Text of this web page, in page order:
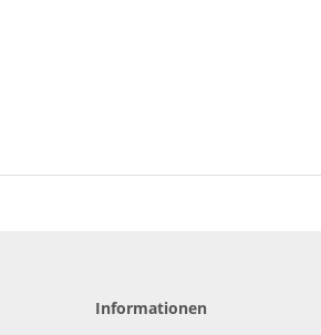
Informationen